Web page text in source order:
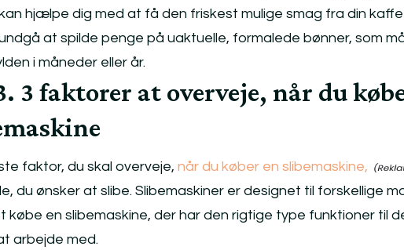
hjælpe dig med at få den friskest mulige smag fra din
at spilde penge på uaktuelle, formalede bønner, som
i måneder eller år.
3 faktorer at overveje, når du
faktor, du skal overveje, når du køber en slibemaskine,
du ønsker at slibe. Slibemaskiner er designet til forskellige
købe en slibemaskine, der har den rigtige type funktioner til
arbejde med.